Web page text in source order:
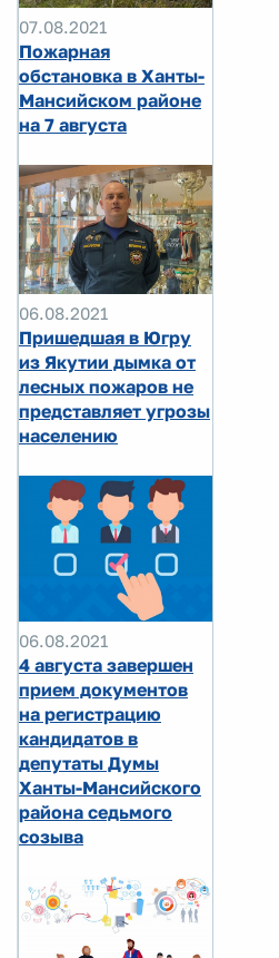
07.08.2021
Пожарная
обстановка в Ханты-
Мансийском районе
на 7 августа
06.08.2021
Пришедшая в Югру
из Якутии дымка от
лесных пожаров не
представляет угрозы
населению
06.08.2021
4 августа завершен
прием документов
на регистрацию
кандидатов в
депутаты Думы
Ханты-Мансийского
района седьмого
созыва